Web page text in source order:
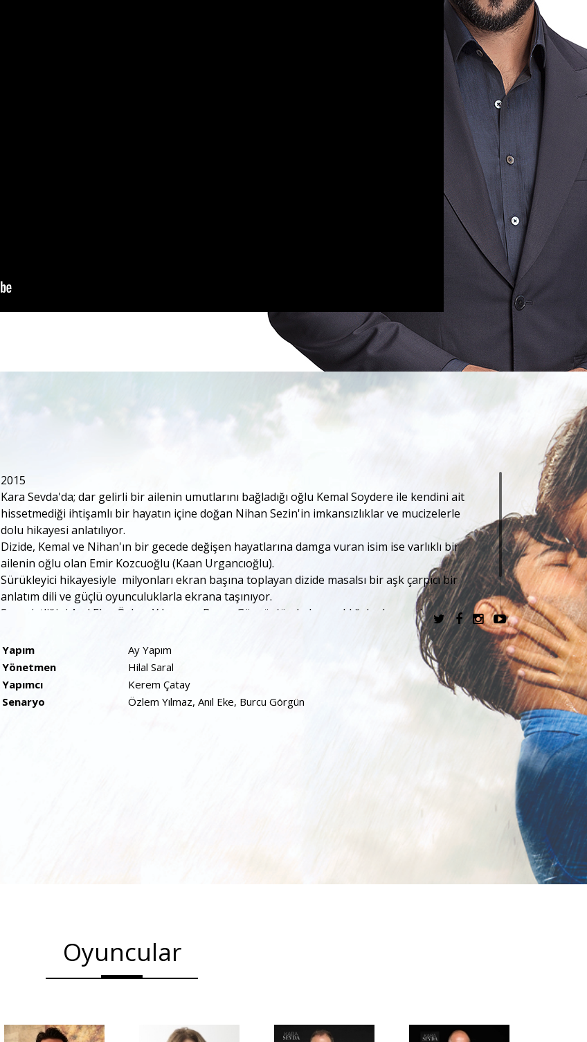
2015
Kara Sevda'da; dar gelirli bir ailenin umutlarını bağladığı oğlu Kemal Soydere ile kendini ait
hissetmediği ihtişamlı bir hayatın içine doğan Nihan Sezin'in imkansızlıklar ve mucizelerle
dolu hikayesi anlatılıyor.
Dizide, Kemal ve Nihan'ın bir gecede değişen hayatlarına damga vuran isim ise varlıklı bir
ailenin oğlu olan Emir Kozcuoğlu (Kaan Urgancıoğlu).
Sürükleyici hikayesiyle milyonları ekran başına toplayan dizide masalsı bir aşk çarpıcı bir
anlatım dili ve güçlü oyunculuklarla ekrana taşınıyor.
Senaristliğini Anıl Eke, Özlem Yılmaz ve Burcu Görgün'ün kaleme aldığı kadrosunda ayrıca;
Kürşat Alnıaçık, Zeyno Eracar, Orhan Güner, Neşe Baykent, Barış Alpaykut, Melisa Aslı Pamuk
ve Burak Sergen Kara Sevda'da yer aldı.
Yapım
Ay Yapım
Yönetmen
Hilal Saral
Yapımcı
Kerem Çatay
Senaryo
Özlem Yılmaz, Anıl Eke, Burcu Görgün
Oyuncular